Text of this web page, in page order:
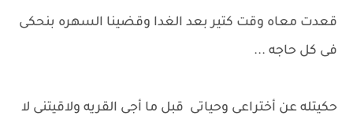
قعدت معاه وقت كتير بعد الغدا وقضينا السهره بنحكى
فى كل حاجه ...
حكيتله عن أختراعى وحياتى قبل ما أجى القريه ولاقيتنى لا